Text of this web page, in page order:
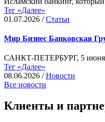
Тег «Далее»
01.07.2026 /Статьи
Мир Бизнес Банковская
САНКТ-ПЕТЕРБУРГ, 5 июня
Тег «Далее»
08.06.2026 /Новости
Все новости
Клиенты и